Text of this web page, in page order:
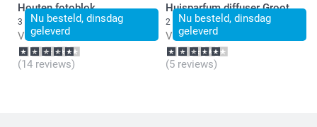
Nu besteld, dinsdag
geleverd
Houten fotoblok
3 varianten
Vanaf 26,99
(14 reviews)
Nu besteld, dinsdag
geleverd
Huisparfum diffuser Groot
2 varianten
Vanaf 18,99
(5 reviews)